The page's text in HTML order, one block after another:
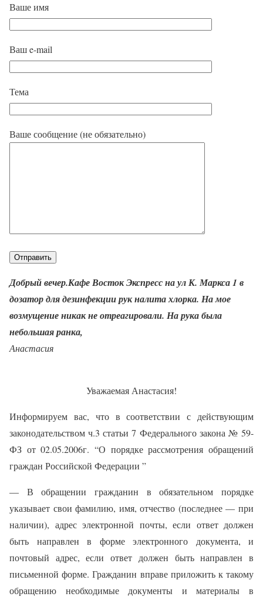
Ваше имя
Ваш e-mail
Тема
Ваше сообщение (не обязательно)
Добрый вечер.Кафе Восток Экспресс на ул К. Маркса 1 в
дозатор для дезинфекции рук налита хлорка. На мое
возмущение никак не отреагировали. На рука была
небольшая ранка,
Анастасия
Уважаемая Анастасия!
Информируем вас, что в соответствии с действующим
законодательством ч.3 статьи 7 Федерального закона № 59-
ФЗ от 02.05.2006г. “О порядке рассмотрения обращений
граждан Российской Федерации ”
— В обращении гражданин в обязательном порядке
указывает свои фамилию, имя, отчество (последнее — при
наличии), адрес электронной почты, если ответ должен
быть направлен в форме электронного документа, и
почтовый адрес, если ответ должен быть направлен в
письменной форме. Гражданин вправе приложить к такому
обращению необходимые документы и материалы в